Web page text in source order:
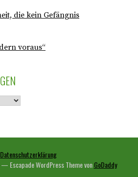
die kein Gefängnis
voraus“
Datenschutzerklärung
Escapade WordPress Theme vonGoDaddy